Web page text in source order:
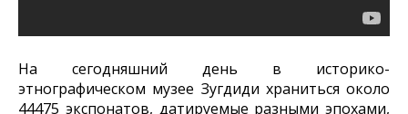
На сегодняшний день в историко-
этнографическом музее Зугдиди храниться около
44475 экспонатов, датируемые разными эпохами,